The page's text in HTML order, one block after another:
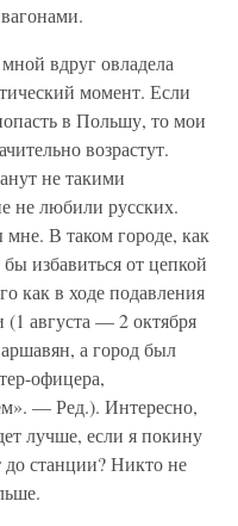
вдруг овладела
момент. Если
в Польшу, то мои
возрастут.
не такими
не любили русских.
В таком городе, как
избавиться от цепкой
как в ходе подавления
августа — 2 октября
а город был
офицера,
— Ред.). Интересно,
лучше, если я покину
до станции? Никто не